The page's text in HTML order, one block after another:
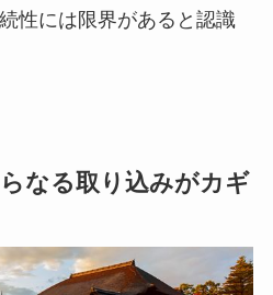
性には限界があると認識
なる取り込みがカギ